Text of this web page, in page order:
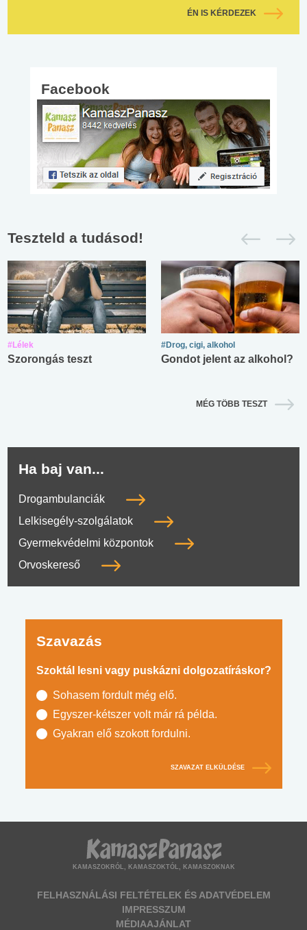
ÉN IS KÉRDEZEK
Facebook
Teszteld a tudásod!
#Lélek
Szorongás teszt
#Drog, cigi, alkohol
Gondot jelent az alkohol?
MÉG TÖBB TESZT
Ha baj van...
Drogambulanciák
Lelkisegély-szolgálatok
Gyermekvédelmi központok
Orvoskereső
Szavazás
Szoktál lesni vagy puskázni dolgozatíráskor?
Sohasem fordult még elő.
Egyszer-kétszer volt már rá példa.
Gyakran elő szokott fordulni.
SZAVAZAT ELKÜLDÉSE
KAMASZOKRÓL, KAMASZOKTÓL, KAMASZOKNAK
FELHASZNÁLÁSI FELTÉTELEK ÉS ADATVÉDELEM
IMPRESSZUM
MÉDIAAJÁNLAT